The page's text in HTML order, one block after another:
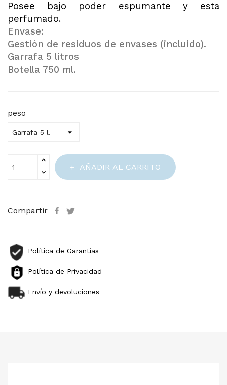
Posee bajo poder espumante y esta
perfumado.
Envase:
Gestión de residuos de envases (incluido).
Garrafa 5 litros
Botella 750 ml.
peso
AÑADIR AL CARRITO
Compartir
Política de Garantías
Política de Privacidad
Envío y devoluciones